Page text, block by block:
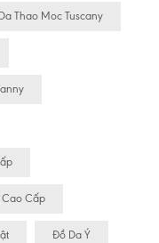
Da Thao Moc Tuscany
Cao Cấp
Đồ Da Ý